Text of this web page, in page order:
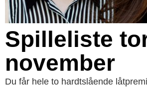
Spilleliste
november
Du får hele to hardtslående